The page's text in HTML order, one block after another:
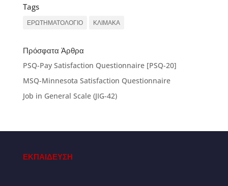
Tags
ΕΡΩΤΗΜΑΤΟΛΟΓΙΟ ΚΛΙΜΑΚΑ
Πρόσφατα Άρθρα
PSQ-Pay Satisfaction Questionnaire [PSQ-20]
MSQ-Minnesota Satisfaction Questionnaire
Job in General Scale (JIG-42)
ΕΚΠΑΙΔΕΥΣΗ